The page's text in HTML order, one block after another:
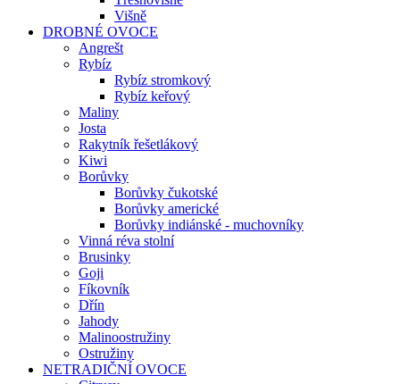
Višně
DROBNÉ OVOCE
Angrešt
Rybíz
Rybíz stromkový
Rybíz keřový
Maliny
Josta
Rakytník řešetlákový
Kiwi
Borůvky
Borůvky čukotské
Borůvky americké
Borůvky indiánské - muchovníky
Vinná réva stolní
Brusinky
Goji
Fíkovník
Dřín
Jahody
Malinoostružiny
Ostružiny
NETRADIČNÍ OVOCE